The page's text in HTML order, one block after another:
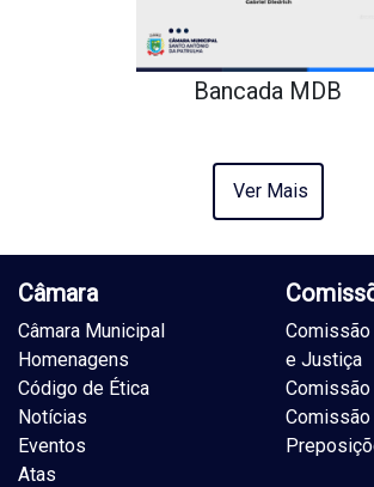
Bancada MDB
Ver Mais
Câmara
Câmara Municipal
Homenagens
Código de Ética
Notícias
Eventos
Atas
e Justiça
Comissão